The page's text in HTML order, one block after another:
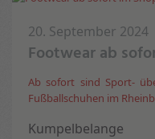
Footwear ab
Ab sofort sind Sport-
Fußballschuhen im
Kumpelbelange
20. September 2024